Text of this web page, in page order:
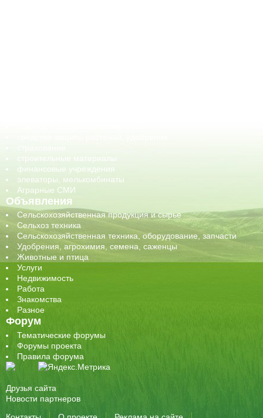
строительные материалы
финансовые учреждения
элеваторы, мелькомбинаты
Аграрные СМИ
Объявления
Сельскохозяйственная продукция и сырье
Сельхоз техника
Сельскохозяйственная техника, оборудование, запчасти
Удобрения, агрохимия, семена, саженцы
Животные и птица
Услуги
Недвижимость
Работа
Знакомства
Разное
Форум
Тематические форумы
Форумы проекта
Правила форума
Друзья сайта
Новости партнеров